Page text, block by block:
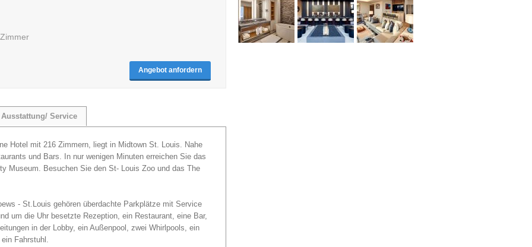
Angebot anfordern
Ausstattung/ Service
Hotel mit 216 Zimmern, liegt in Midtown St. Louis. Nahe
und Bars. In nur wenigen Minuten erreichen Sie das
Museum. Besuchen Sie den St- Louis Zoo und das The
- St.Louis gehören überdachte Parkplätze mit Service
um die Uhr besetzte Rezeption, ein Restaurant, eine Bar,
in der Lobby, ein Außenpool, zwei Whirlpools, ein
Fahrstuhl.